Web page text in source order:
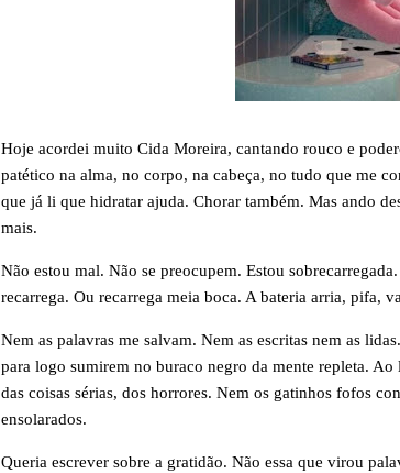
Hoje acordei muito Cida Moreira, cantando rouco e
patético na alma, no corpo, na cabeça, no tudo que me
que já li que hidratar ajuda. Chorar também. Mas ando
mais.
Não estou mal. Não se preocupem. Estou
recarrega. Ou recarrega meia boca. A bateria arria, pifa,
Nem as palavras me salvam. Nem as escritas nem as
para logo sumirem no buraco negro da mente repleta.
das coisas sérias, dos horrores. Nem os gatinhos fofos
ensolarados.
Queria escrever sobre a gratidão. Não essa que virou